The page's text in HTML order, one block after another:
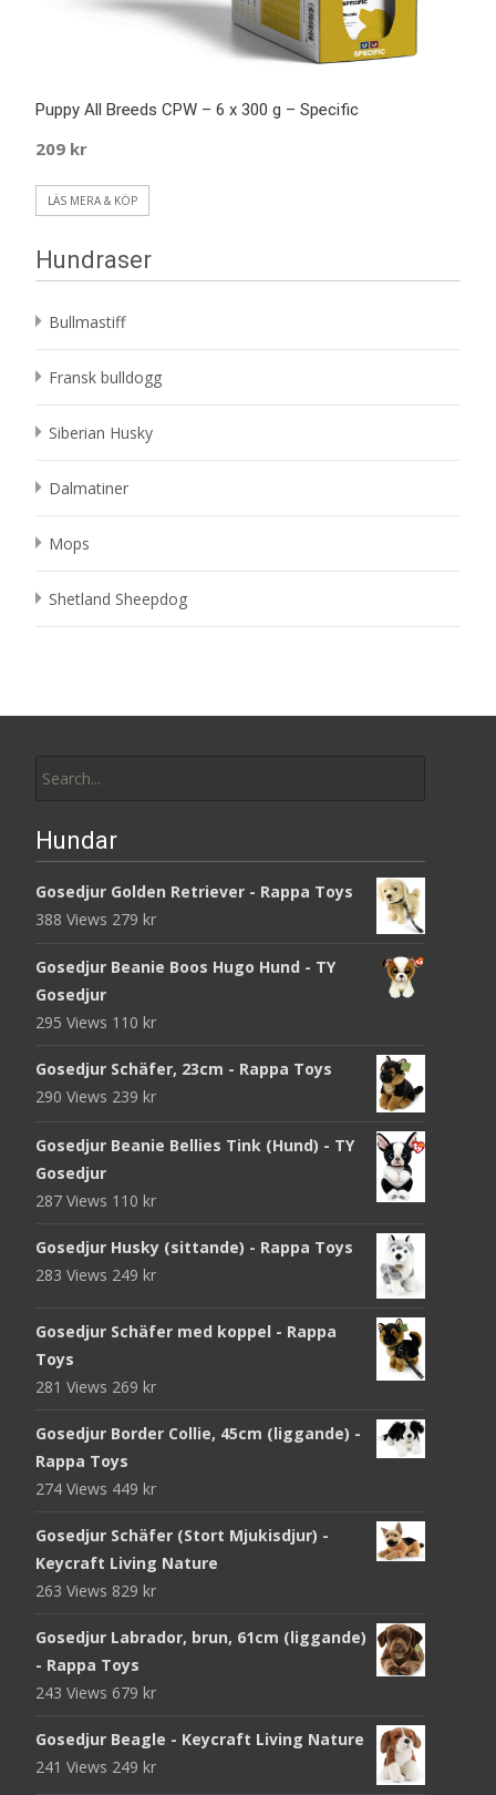
Puppy All Breeds CPW – 6 x 300 g – Specific
209 kr
LÄS MERA & KÖP
Hundraser
Bullmastiff
Fransk bulldogg
Siberian Husky
Dalmatiner
Mops
Shetland Sheepdog
for:
Hundar
Gosedjur Golden Retriever - Rappa Toys
388 Views 279 kr
Gosedjur Beanie Boos Hugo Hund - TY
Gosedjur
295 Views 110 kr
Gosedjur Schäfer, 23cm - Rappa Toys
290 Views 239 kr
Gosedjur Beanie Bellies Tink (Hund) - TY
Gosedjur
287 Views 110 kr
Gosedjur Husky (sittande) - Rappa Toys
283 Views 249 kr
Gosedjur Schäfer med koppel - Rappa
Toys
281 Views 269 kr
Gosedjur Border Collie, 45cm (liggande) -
Rappa Toys
274 Views 449 kr
Gosedjur Schäfer (Stort Mjukisdjur) -
Keycraft Living Nature
263 Views 829 kr
Gosedjur Labrador, brun, 61cm (liggande)
- Rappa Toys
243 Views 679 kr
Gosedjur Beagle - Keycraft Living Nature
241 Views 249 kr